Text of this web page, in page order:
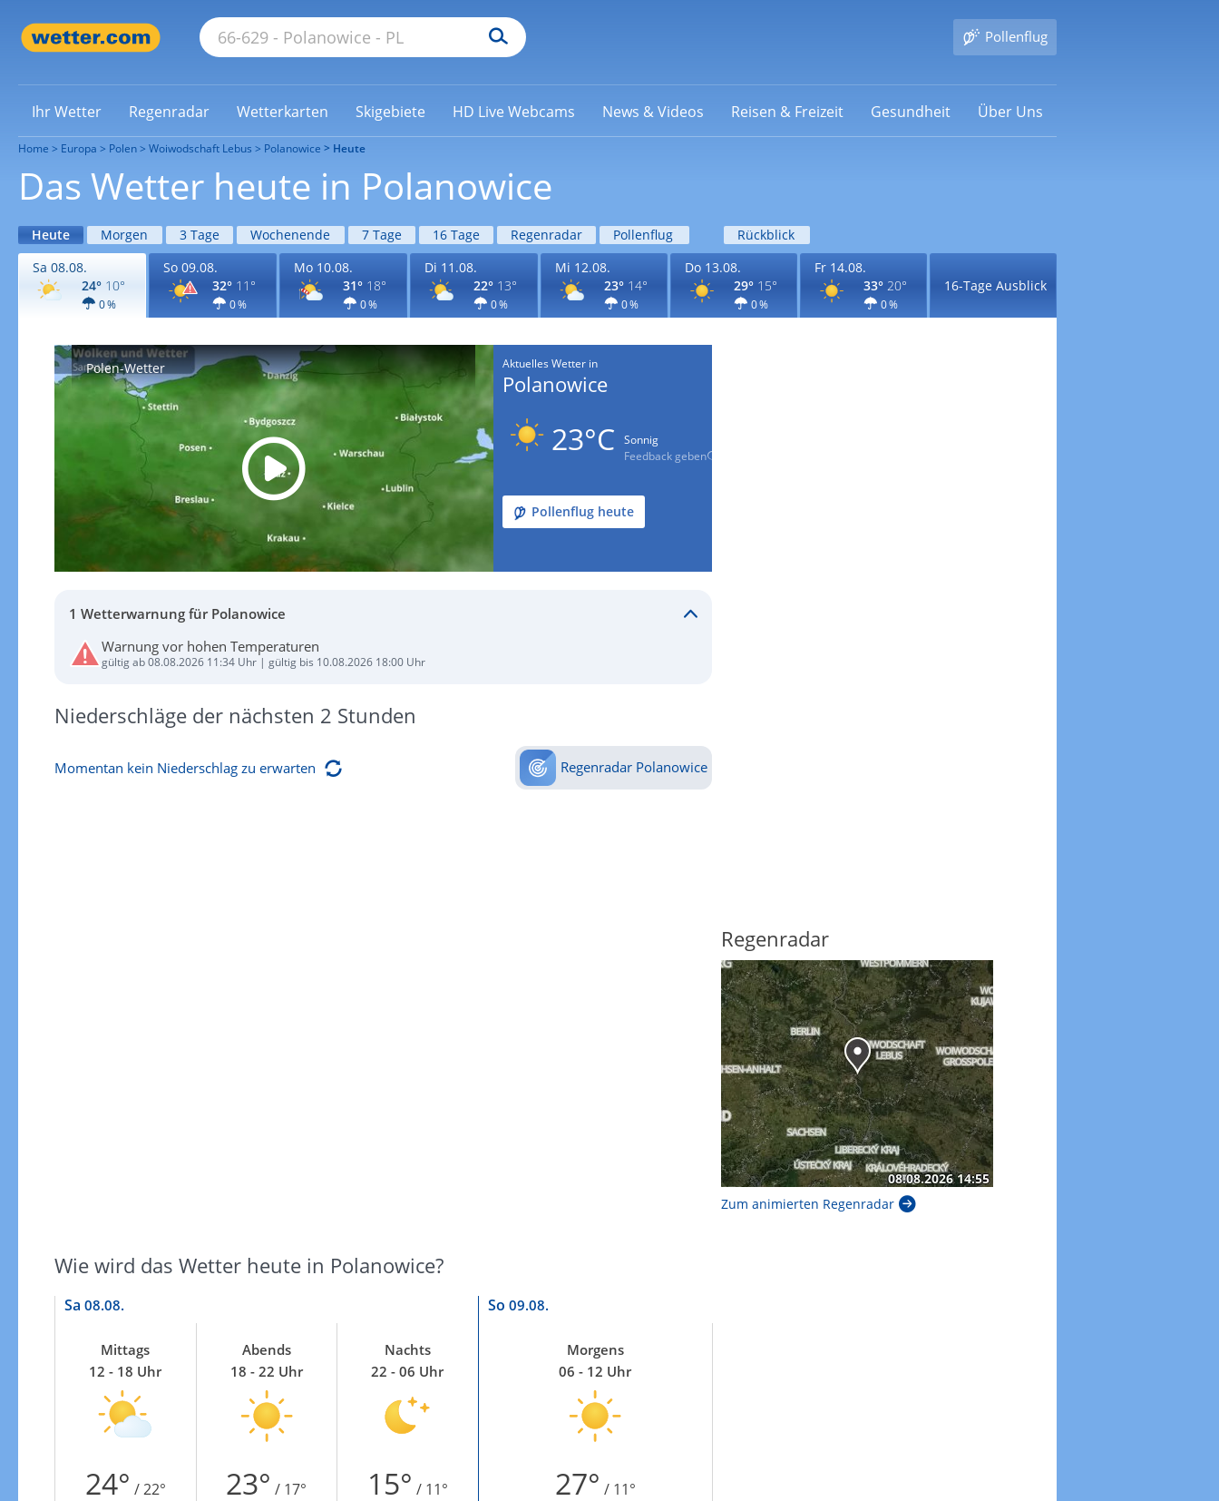
Pollenflug
Ihr Wetter Regenradar Wetterkarten Skigebiete HD Live Webcams News & Videos Reisen & Freizeit Gesundheit Über Uns
Home Europa Polen Woiwodschaft Lebus Polanowice Heute
Das Wetter heute in Polanowice
Heute Morgen 3 Tage Wochenende 7 Tage 16 Tage Regenradar Pollenflug
Rückblick
Sa 08.08.
24° 10°
0 %
So 09.08.
32° 11°
0 %
Mo 10.08.
31° 18°
0 %
Di 11.08.
22° 13°
0 %
Mi 12.08.
23° 14°
0 %
Do 13.08.
29° 15°
0 %
Fr 14.08.
33° 20°
0 %
16-Tage Ausblick
Polen-Wetter Aktuelles Wetter in
Polanowice
23°C
Sonnig
Feedback geben
Pollenflug heute
1 Wetterwarnung für Polanowice
Warnung vor hohen Temperaturen
gültig ab 08.08.2026 11:34 Uhr | gültig bis 10.08.2026 18:00 Uhr
Niederschläge der nächsten 2 Stunden
Momentan kein Niederschlag zu erwarten Regenradar Polanowice
Wie wird das Wetter heute in Polanowice?
Sa 08.08. So 09.08.
Mittags
12 - 18 Uhr
Abends
18 - 22 Uhr
Nachts
22 - 06 Uhr
Morgens
06 - 12 Uhr
24° / 22° 23° / 17° 15° / 11° 27° / 11°
Regenradar
Zum animierten Regenradar